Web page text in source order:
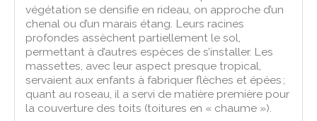
végétation se densifie en rideau, on approche d’un
chenal ou d’un marais étang. Leurs racines
profondes assèchent partiellement le sol,
permettant à d’autres espèces de s’installer. Les
massettes, avec leur aspect presque tropical,
servaient aux enfants à fabriquer flèches et épées ;
quant au roseau, il a servi de matière première pour
la couverture des toits (toitures en « chaume »).